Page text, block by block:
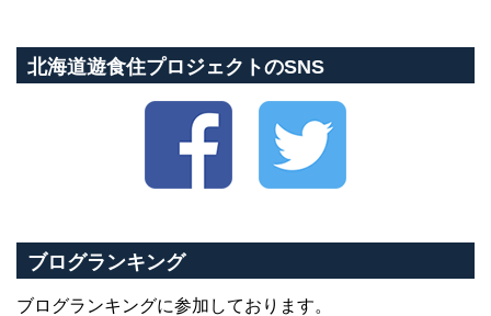
北海道遊食住プロジェクトのSNS
ブログランキング
ブログランキングに参加しております。